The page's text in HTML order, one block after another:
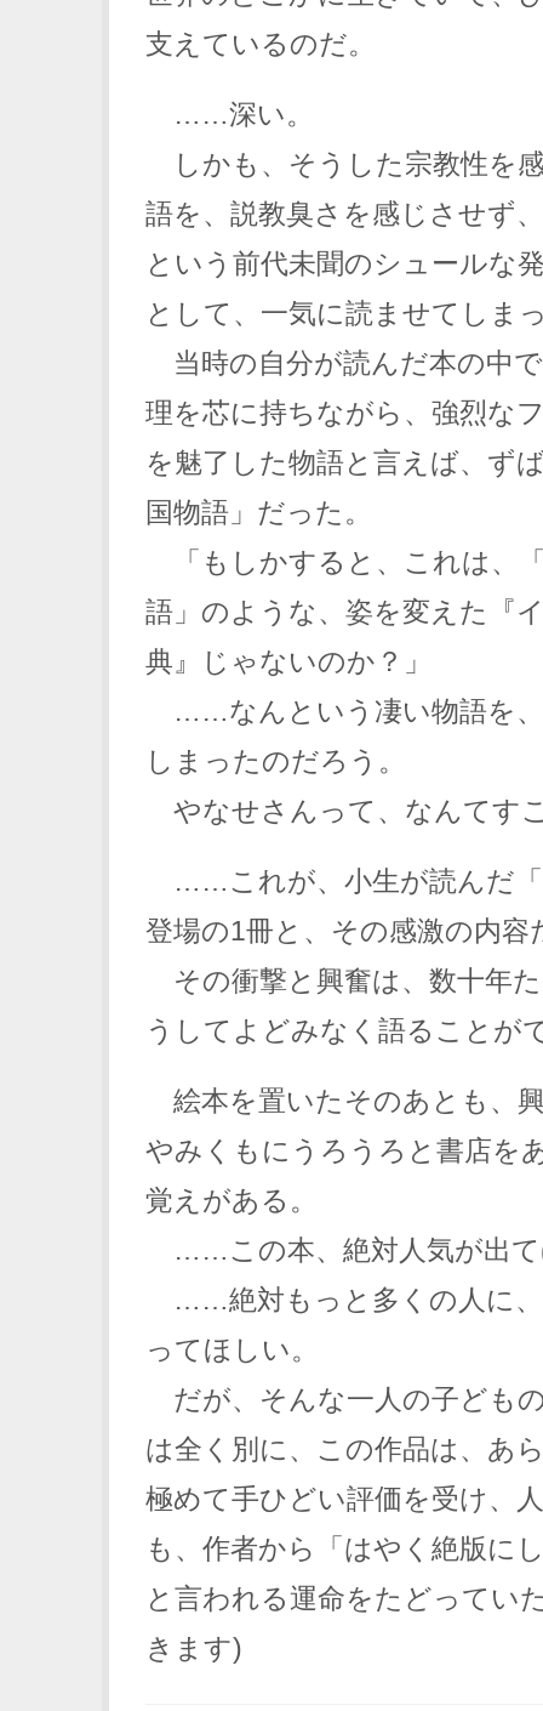
支えているのだ。
……深い。
しかも、そうした宗教性を
語を、説教臭さを感じさせず
という前代未聞のシュールな
として、一気に読ませてしま
当時の自分が読んだ本の中
理を芯に持ちながら、強烈な
を魅了した物語と言えば、ず
国物語」だった。
「もしかすると、これは、
語」のような、姿を変えた『
典』じゃないのか？」
……なんという凄い物語を、
しまったのだろう。
やなせさんって、なんてす
……これが、小生が読んだ「
登場の1冊と、その感激の内容
その衝撃と興奮は、数十年
うしてよどみなく語ることが
絵本を置いたそのあとも、
やみくもにうろうろと書店を
覚えがある。
……この本、絶対人気が出て
……絶対もっと多くの人に、
ってほしい。
だが、そんな一人の子ども
は全く別に、この作品は、あ
極めて手ひどい評価を受け、
も、作者から「はやく絶版に
と言われる運命をたどってい
きます)